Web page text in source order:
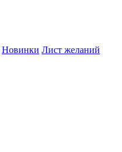
Новинки Лист желаний